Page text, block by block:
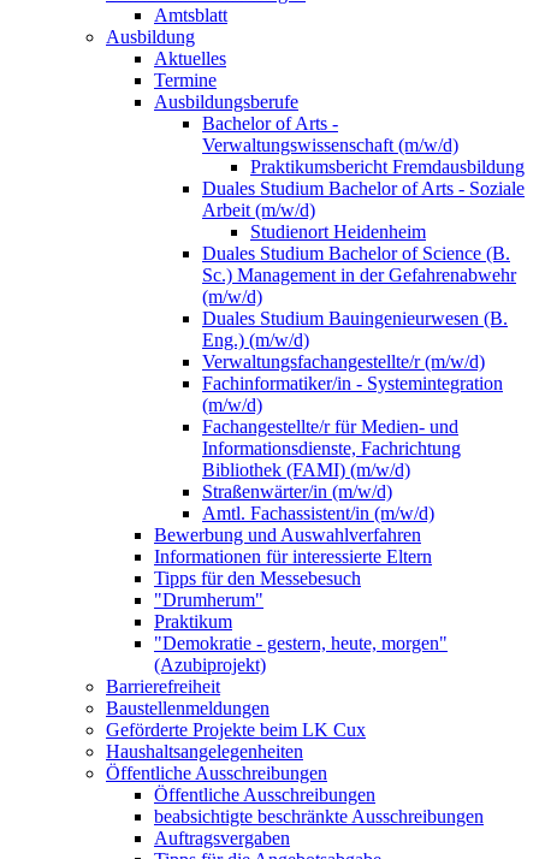
Amtsblatt
Ausbildung
Aktuelles
Termine
Ausbildungsberufe
Bachelor of Arts -
Verwaltungswissenschaft (m/w/d)
Praktikumsbericht Fremdausbildung
Duales Studium Bachelor of Arts - Soziale
Arbeit (m/w/d)
Studienort Heidenheim
Duales Studium Bachelor of Science (B.
Sc.) Management in der Gefahrenabwehr
(m/w/d)
Duales Studium Bauingenieurwesen (B.
Eng.) (m/w/d)
Verwaltungsfachangestellte/r (m/w/d)
Fachinformatiker/in - Systemintegration
(m/w/d)
Fachangestellte/r für Medien- und
Informationsdienste, Fachrichtung
Bibliothek (FAMI) (m/w/d)
Straßenwärter/in (m/w/d)
Amtl. Fachassistent/in (m/w/d)
Bewerbung und Auswahlverfahren
Informationen für interessierte Eltern
Tipps für den Messebesuch
"Drumherum"
Praktikum
"Demokratie - gestern, heute, morgen"
(Azubiprojekt)
Barrierefreiheit
Baustellenmeldungen
Geförderte Projekte beim LK Cux
Haushaltsangelegenheiten
Öffentliche Ausschreibungen
Öffentliche Ausschreibungen
beabsichtigte beschränkte Ausschreibungen
Auftragsvergaben